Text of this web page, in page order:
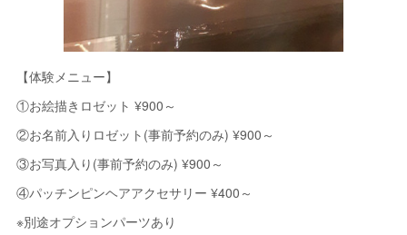
【体験メニュー】
①お絵描きロゼット ¥900～
②お名前入りロゼット(事前予約のみ) ¥900～
③お写真入り(事前予約のみ) ¥900～
④パッチンピンヘアアクセサリー ¥400～
※別途オプションパーツあり